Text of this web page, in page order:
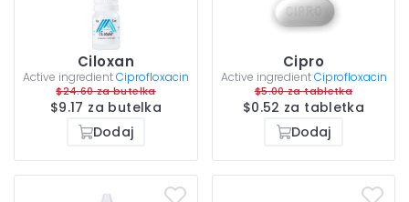
Ciloxan
Active ingredientCiprofloxacin
$24.60 za butelka
$9.17 za butelka
Dodaj
Cipro
Active ingredient Ciprofloxacin
$5.00 za tabletka
$0.52 za tabletka
Dodaj